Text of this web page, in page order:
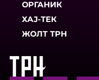
ОРГАНИК
ХАЈ-ТЕК
ЖОЛТ ТРН